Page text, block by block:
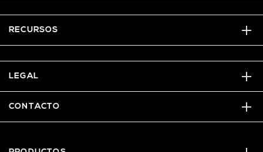
RECURSOS
LEGAL
CONTACTO